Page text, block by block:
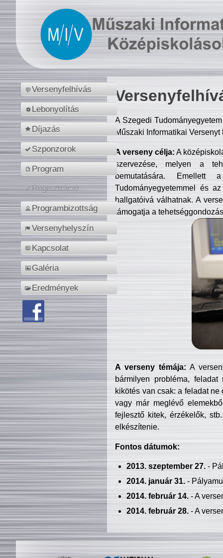
Versenyfelhívás
Lebonyolítás
Díjazás
Szponzorok
Program
Regisztráció
Programbizottság
Versenyhelyszín
Kapcsolat
Galéria
Eredmények
A Szegedi
Műszaki Informatikai
A verseny célja: A
szervezése, melyen a
bemutatására. Emellett
Tudományegyetemmel és
hallgatóivá válhatnak. A
támogatja a
A verseny témája: A
bármilyen probléma, feladat
kikötés van csak: a feladat
vagy már meglévő
fejlesztő kitek, érzékelők,
elkészítenie.
Fontos dátumok:
2013. szeptember 27.-
2014. január 31.-
2014. február 14.- A
2014. február 28.- A